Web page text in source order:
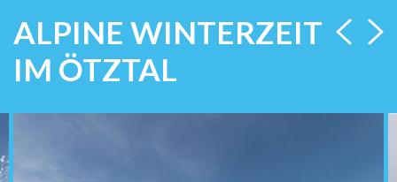
ALPINE WINTERZEIT
IM ÖTZTAL